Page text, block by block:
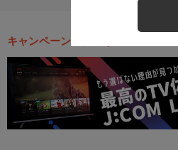
キャンペーン・お得な情報